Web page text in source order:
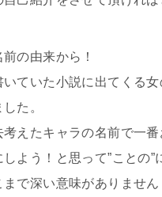
の由来から！
いていた小説に出てくる
た。
考えたキャラの名前で一
よう！と思って”ことの”
で深い意味がありません